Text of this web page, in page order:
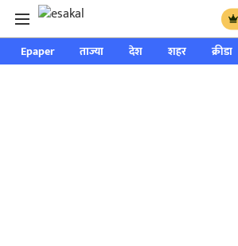
Epaper ताज्या देश शहर क्रीडा